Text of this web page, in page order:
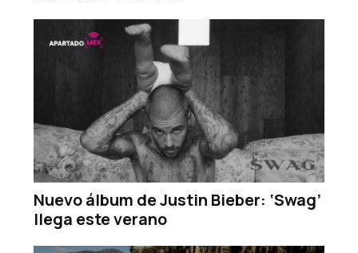
Nuevo álbum de Justin Bieber: ‘Swag’
llega este verano